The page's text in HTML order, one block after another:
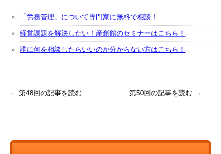
「労務管理」について専門家に無料で相談！
経営課題を解決したい！産創館のセミナーはこちら！
誰に何を相談したらいいのか分からない方はこちら！
← 第48回の記事を読む 第50回の記事を読む →